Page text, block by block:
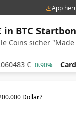
App
in BTC
Coins sicher
Cardano-Kurs
Dollar?